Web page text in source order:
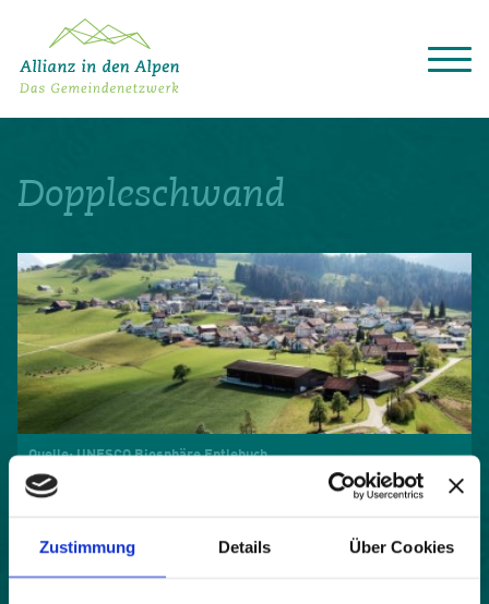
Zustimmung Details Über Cookies
Projekte
Aktuelles
Termine
DeutschItalianoFrançaisSlovenščinaEnglish
Doppleschwand
Quelle: UNESCO Biosphäre Entlebuch
Karte